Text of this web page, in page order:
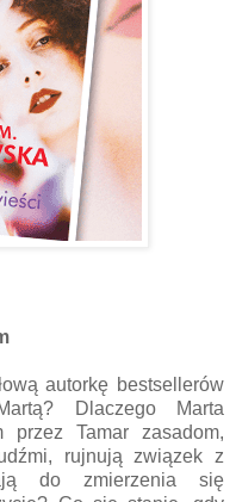
autorkę bestsellerów
Dlaczego Marta
przez Tamar zasadom,
rujnują związek z
do zmierzenia się